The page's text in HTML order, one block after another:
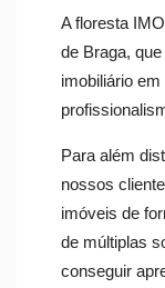
A floresta
de Braga,
imobiliário
Para além
nossos
imóveis de
de múltiplas
conseguir